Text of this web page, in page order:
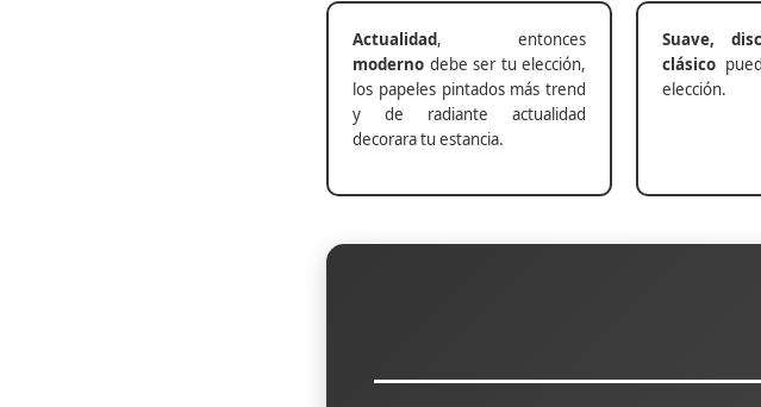
Actualidad, entonces
moderno debe ser tu elección,
los papeles pintados más trend
y de radiante actualidad
decorara tu estancia.
Suave,
clásico
elección.